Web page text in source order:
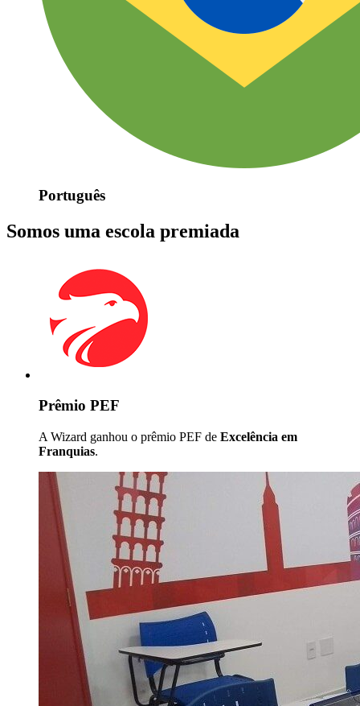
Português
Somos uma escola premiada
Prêmio PEF
A Wizard ganhou o prêmio PEF de Excelência em
Franquias.